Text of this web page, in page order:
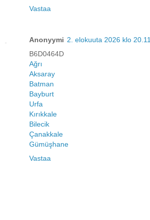
Vastaa
Anonyymi 2. elokuuta 2026 klo 20.11
B6D0464D
Ağrı
Aksaray
Batman
Bayburt
Urfa
Kırıkkale
Bilecik
Çanakkale
Gümüşhane
Vastaa